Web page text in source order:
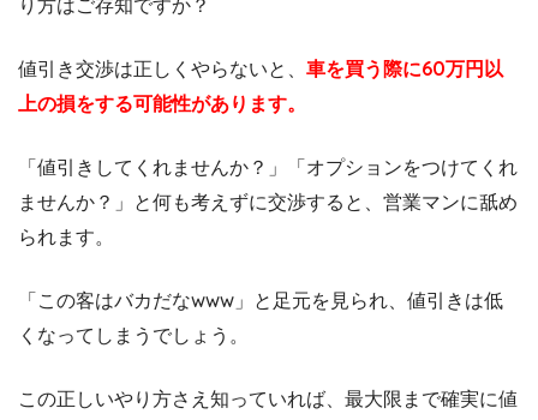
り方はご存知ですか？
値引き交渉は正しくやらないと、 車を買う際に60万円以
上の損をする可能性があります。
「値引きしてくれませんか？」「オプションをつけてくれ
ませんか？」と何も考えずに交渉すると、営業マンに舐め
られます。
「この客はバカだなwww」と足元を見られ、値引きは低
くなってしまうでしょう。
この正しいやり方さえ知っていれば、最大限まで確実に値